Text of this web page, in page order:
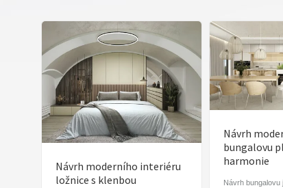
Návrh moderního interiéru
ložnice s klenbou
Návrh
bungalovu
harmonie
Návrh bungalovu